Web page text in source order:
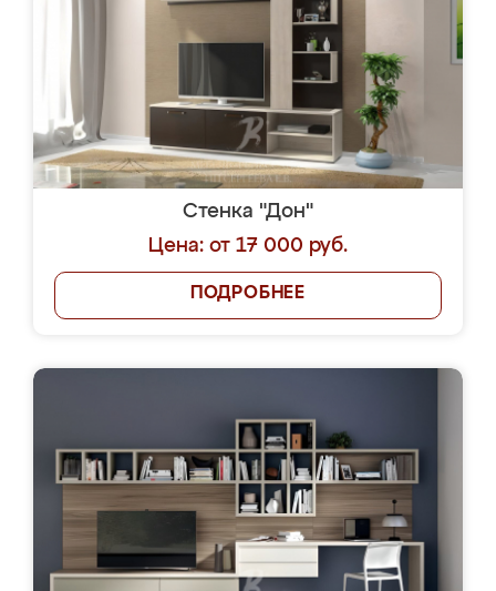
Стенка "Дон"
Цена: от 17 000 руб.
ПОДРОБНЕЕ